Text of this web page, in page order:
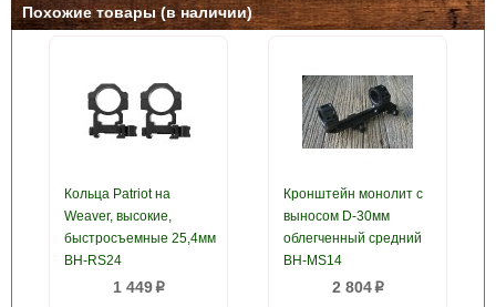
Похожие товары (в наличии)
Кольца Patriot на
Weaver, высокие,
быстросъемные 25,4мм
BH-RS24
1 449p
Кронштейн монолит с
выносом D-30мм
облегченный средний
BH-MS14
2 804p